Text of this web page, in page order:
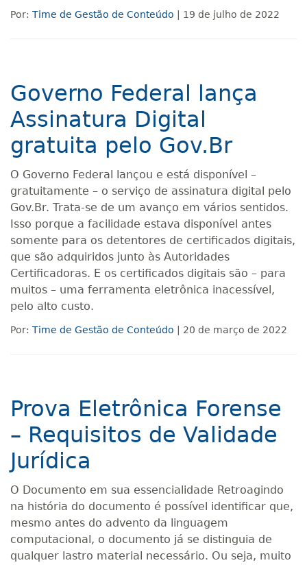
Por: Time de Gestão de Conteúdo | 19 de julho de 2022
Governo Federal lança
Assinatura Digital
gratuita pelo Gov.Br
O Governo Federal lançou e está disponível –
gratuitamente – o serviço de assinatura digital pelo
Gov.Br. Trata-se de um avanço em vários sentidos.
Isso porque a facilidade estava disponível antes
somente para os detentores de certificados digitais,
que são adquiridos junto às Autoridades
Certificadoras. E os certificados digitais são – para
muitos – uma ferramenta eletrônica inacessível,
pelo alto custo.
Por: Time de Gestão de Conteúdo | 20 de março de 2022
Prova Eletrônica Forense
– Requisitos de Validade
Jurídica
O Documento em sua essencialidade Retroagindo
na história do documento é possível identificar que,
mesmo antes do advento da linguagem
computacional, o documento já se distinguia de
qualquer lastro material necessário. Ou seja, muito